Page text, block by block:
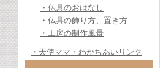
・仏具のおはなし
・仏具の飾り方、置き方
・工房の制作風景
・天使ママ・わかちあいリンク